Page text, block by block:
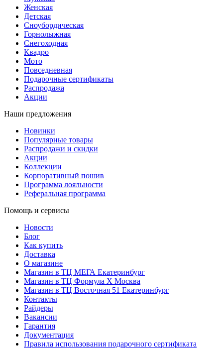
Женская
Детская
Сноубордическая
Горнолыжная
Снегоходная
Квадро
Мото
Повседневная
Подарочные сертификаты
Распродажа
Акции
Наши предложения
Новинки
Популярные товары
Распродажи и скидки
Акции
Коллекции
Корпоративный пошив
Программа лояльности
Реферальная программа
Помощь и сервисы
Новости
Блог
Как купить
Доставка
О магазине
Магазин в ТЦ МЕГА Екатеринбург
Магазин в ТЦ Формула X Москва
Магазин в ТЦ Восточная 51 Екатеринбург
Контакты
Райдеры
Вакансии
Гарантия
Документация
Правила использования подарочного сертификата